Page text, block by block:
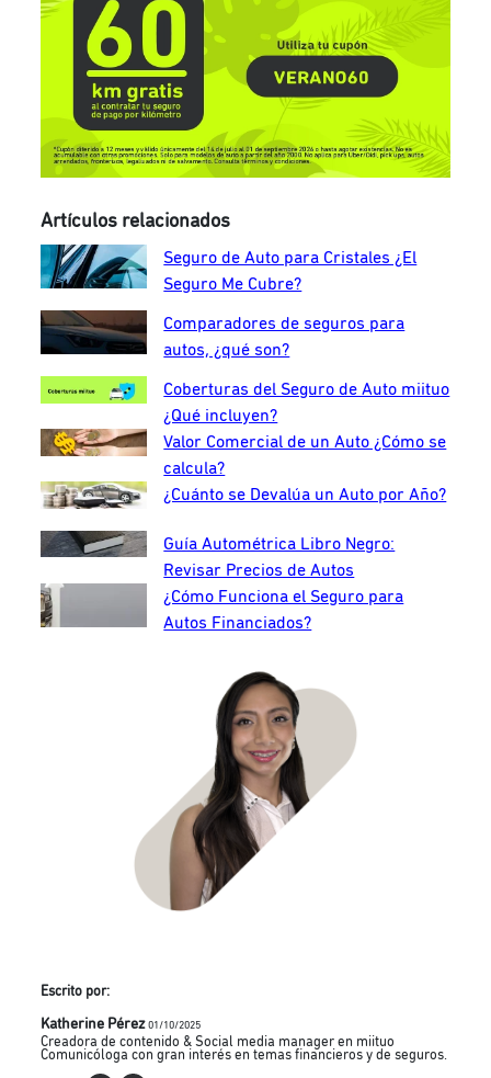
Artículos relacionados
Seguro de Auto para Cristales ¿El
Seguro Me Cubre?
Comparadores de seguros para
autos, ¿qué son?
Coberturas del Seguro de Auto miituo
¿Qué incluyen?
Valor Comercial de un Auto ¿Cómo se
calcula?
¿Cuánto se Devalúa un Auto por Año?
Guía Autométrica Libro Negro:
Revisar Precios de Autos
¿Cómo Funciona el Seguro para
Autos Financiados?
Escrito por:
Katherine Pérez 01/10/2025
Creadora de contenido & Social media manager en miituo
Comunicóloga con gran interés en temas financieros y de seguros.